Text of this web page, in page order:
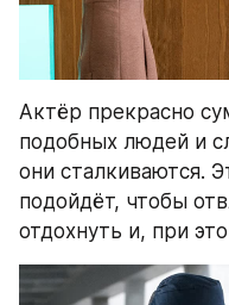
Актёр прекрасно
подобных людей и
они сталкиваются.
подойдёт, чтобы
отдохнуть и, при